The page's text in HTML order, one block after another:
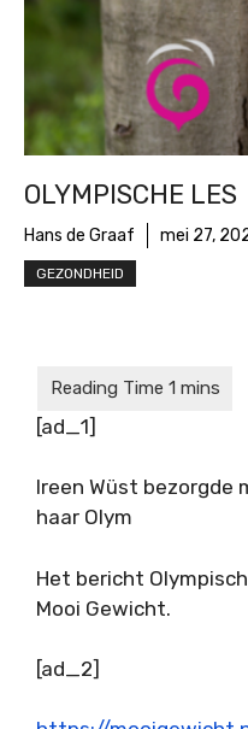
OLYMPISCHE LES
Hans de Graaf mei 27,
GEZONDHEID
[ad_1]
Ireen Wüst bezorgde
haar Olym
Het bericht
Mooi Gewicht.
[ad_2]